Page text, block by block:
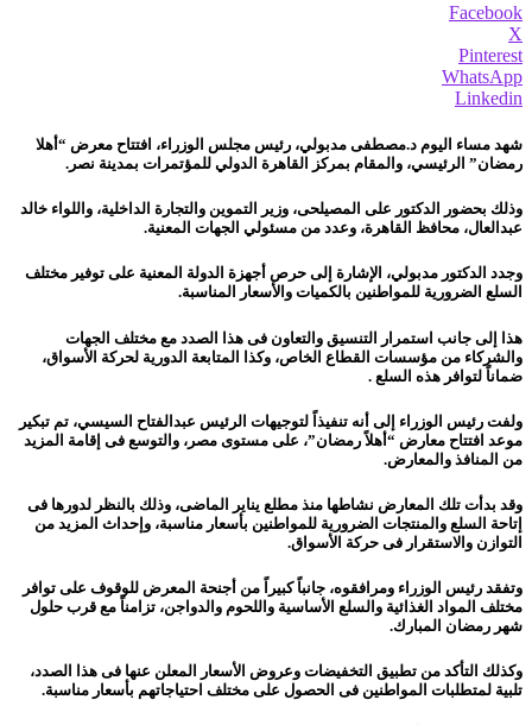
Facebook
X
Pinterest
WhatsApp
Linkedin
شهد مساء اليوم د.مصطفى مدبولي، رئيس مجلس الوزراء، افتتاح معرض “أهلا
رمضان” الرئيسي، والمقام بمركز القاهرة الدولي للمؤتمرات بمدينة نصر.
وذلك بحضور الدكتور على المصيلحى، وزير التموين والتجارة الداخلية، واللواء خالد
عبدالعال، محافظ القاهرة، وعدد من مسئولي الجهات المعنية.
وجدد الدكتور مدبولي، الإشارة إلى حرص أجهزة الدولة المعنية على توفير مختلف
السلع الضرورية للمواطنين بالكميات والأسعار المناسبة.
هذا إلى جانب استمرار التنسيق والتعاون فى هذا الصدد مع مختلف الجهات
والشركاء من مؤسسات القطاع الخاص، وكذا المتابعة الدورية لحركة الأسواق،
ضماناً لتوافر هذه السلع .
ولفت رئيس الوزراء إلى أنه تنفيذاً لتوجيهات الرئيس عبدالفتاح السيسي، تم تبكير
موعد افتتاح معارض “أهلاً رمضان”، على مستوى مصر، والتوسع فى إقامة المزيد
من المنافذ والمعارض.
وقد بدأت تلك المعارض نشاطها منذ مطلع يناير الماضى، وذلك بالنظر لدورها فى
إتاحة السلع والمنتجات الضرورية للمواطنين بأسعار مناسبة، وإحداث المزيد من
التوازن والاستقرار فى حركة الأسواق.
وتفقد رئيس الوزراء ومرافقوه، جانباً كبيراً من أجنحة المعرض للوقوف على توافر
مختلف المواد الغذائية والسلع الأساسية واللحوم والدواجن، تزامناً مع قرب حلول
شهر رمضان المبارك.
وكذلك التأكد من تطبيق التخفيضات وعروض الأسعار المعلن عنها فى هذا الصدد،
تلبية لمتطلبات المواطنين فى الحصول على مختلف احتياجاتهم بأسعار مناسبة.